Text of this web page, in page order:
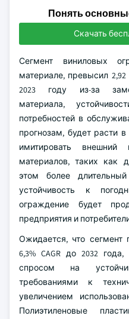
Понять
Скачать
Сегмент виниловых
материале, превысил
2023 году из-за
материала,
потребностей в
прогнозам, будет расти
имитировать внешний
материалов, таких как
этом более
устойчивость к
ограждение будет
предприятия и
Ожидается, что сегмент
6,3% CAGR до 2032
спросом на
требованиями к
увеличением
Полиэтиленовые